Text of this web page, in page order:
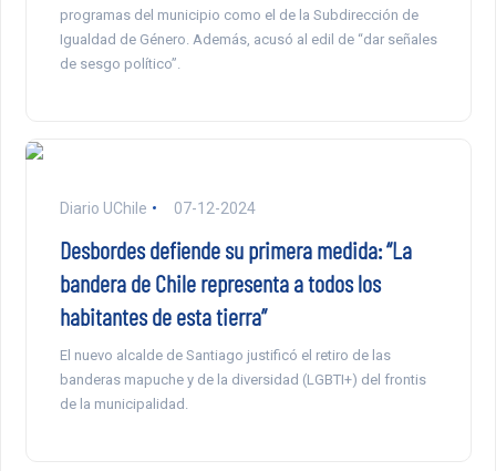
programas del municipio como el de la Subdirección de
Igualdad de Género. Además, acusó al edil de “dar señales
de sesgo político”.
Diario UChile 07-12-2024
Desbordes defiende su primera medida: “La
bandera de Chile representa a todos los
habitantes de esta tierra”
El nuevo alcalde de Santiago justificó el retiro de las
banderas mapuche y de la diversidad (LGBTI+) del frontis
de la municipalidad.